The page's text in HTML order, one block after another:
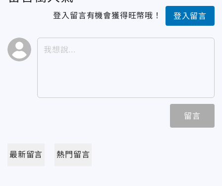
登入留言有機會獲得旺幣哦！ 登入留言
留言
最新留言 熱門留言